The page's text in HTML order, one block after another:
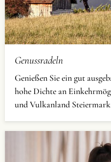
Genussradeln
Genießen Sie ein gut
hohe Dichte an
und Vulkanland